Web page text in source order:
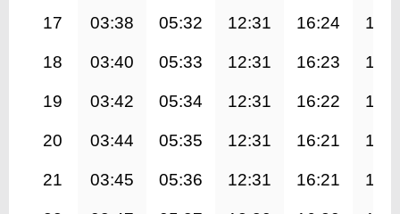
17 03:38 05:32 12:31 16:24
18 03:40 05:33 12:31 16:23
19 03:42 05:34 12:31 16:22
20 03:44 05:35 12:31 16:21
21 03:45 05:36 12:31 16:21